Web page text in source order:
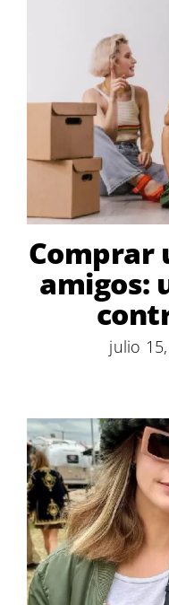
Comprar
amigos:
julio